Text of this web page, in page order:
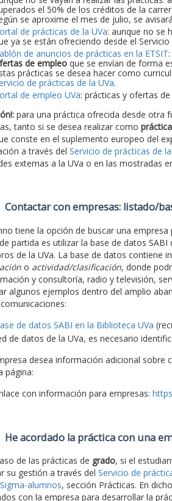
el 50% de los créditos de la
se aproxime el mes de julio, se
de prácticas de la UVa: aunque no se
ya se están ofreciendo desde el
de anuncios de prácticas en la ETSIT
de empleoque se envían de forma
prácticas se desea hacer como
de prácticas de la UVa.
de empleo UVa: prácticas y ofertas
para una práctica ofrecida desde otra
tanto si se desea realizar como
conste en el suplemento europeo del
a través del Servicio de prácticas de
externas a la UVa o en las mostradas
Contactar con empresas: listado/
tiene la opción de buscar una
partida es utilizar la base de datos
de la UVa. La base de datos
o actividad/clasificación, donde
y consultoría, radio y televisión,
algunos ejemplos dentro del amplio
de datos SABI en la Biblioteca UVa
de datos de la UVa, es necesario
desea información adicional sobre
página:
con información para empresas:
He acordado la práctica con una
de las prácticas de grado, si el
su gestión a través del Servicio de
alumnos, sección Prácticas. En
con la empresa para desarrollar la